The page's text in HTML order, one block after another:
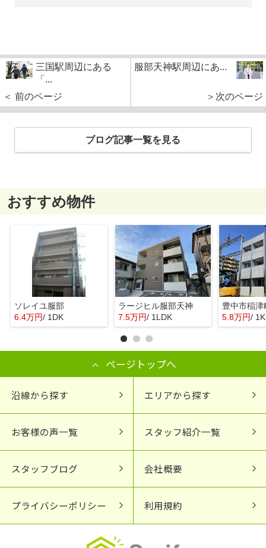
三国駅周辺にある
「...
＜ 前のページ
服部天神駅周辺にあ...
＞次のページ
ブログ記事一覧を見る
おすすめ物件
ソレイユ服部
6.4万円/ 1DK
ラージヒル服部天神
7.5万円/ 1LDK 5.8万円/ 1K
ページトップへ
沿線から探す エリアから探す
お客様の声一覧 スタッフ紹介一覧
スタッフブログ 会社概要
プライバシーポリシー 利用規約